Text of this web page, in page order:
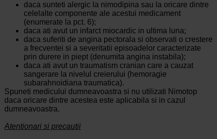
daca sunteti alergic la nimodipina sau la oricare dintre
celelalte componente ale acestui medicament
(enumerate la pct. 6);
daca ati avut un infarct miocardic in ultima luna;
daca suferiti de angina pectorala si observati o crestere
a frecventei si a severitatii episoadelor caracterizate
prin durere in piept (denumita angina instabila);
daca ati avut un traumatism cranian care a cauzat
sangerare la nivelul creierului (hemoragie
subarahnoidiana traumatica).
Spuneti medicului dumneavoastra si nu utilizati Nimotop
daca oricare dintre acestea este aplicabila si in cazul
dumneavoastra.
Atentionari si precautii